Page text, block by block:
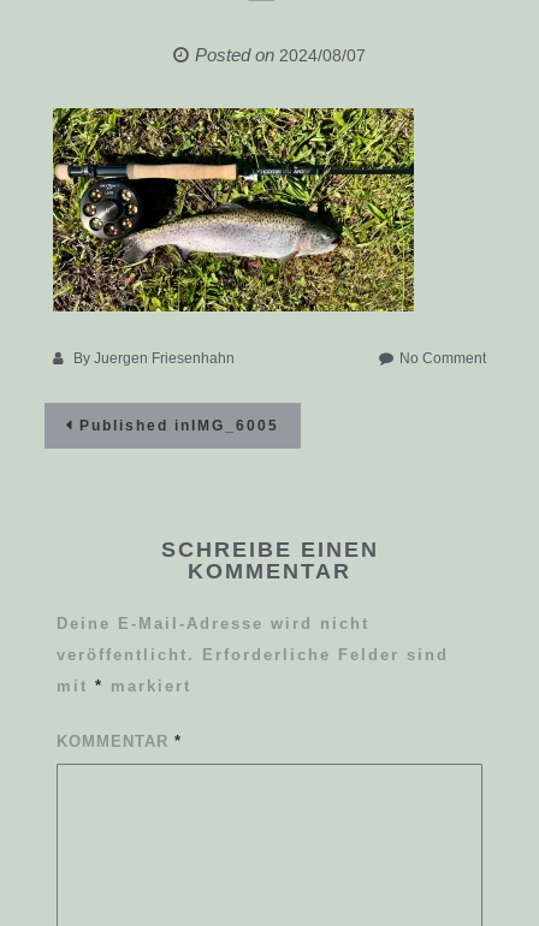
Posted on 2024/08/07
ByJuergen Friesenhahn No Commenton
Beitragsnavigation
Published in IMG_6005
SCHREIBE EINEN
KOMMENTAR
Deine E-Mail-Adresse wird nicht
veröffentlicht.
Erforderliche Felder sind
mit* markiert
KOMMENTAR*